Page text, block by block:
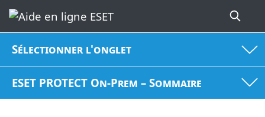
Sélectionner l'onglet
ESET PROTECT On-Prem – Sommaire